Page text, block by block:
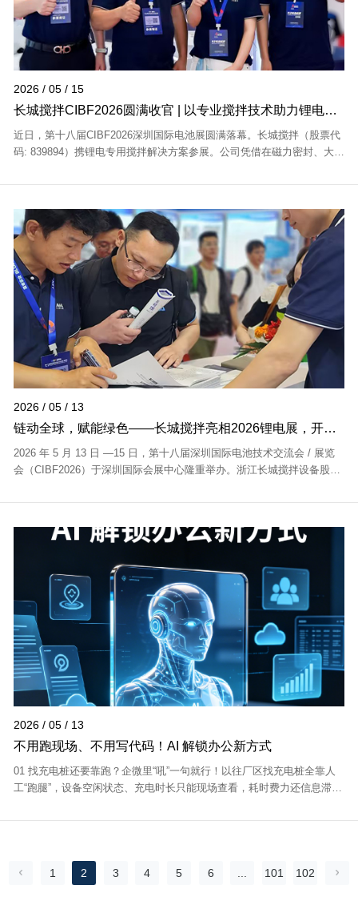
2026 / 05 / 15
长城搅拌CIBF2026圆满收官 | 以专业搅拌技术助力锂电新
材料生产
近日，第十八届CIBF2026深圳国际电池展圆满落幕。长城搅拌（股票代
码: 839894）携锂电专用搅拌解决方案参展。公司凭借在磁力密封、大扭
流氛围热烈。...
2026 / 05 / 13
链动全球，赋能绿色——长城搅拌亮相2026锂电展，开启
新能源搅拌新引擎
2026 年 5 月 13 日 —15 日，第十八届深圳国际电池技术交流会 / 展览
会（CIBF2026）于深圳国际会展中心隆重举办。浙江长城搅拌设备股份
体解决方案...
2026 / 05 / 13
不用跑现场、不用写代码！AI 解锁办公新方式
01 找充电桩还要靠跑？企微里“吼”一句就行！以往厂区找充电桩全靠人
工“跑腿”，设备空闲状态、充电时长只能现场查看，耗时费力还信息滞
充电桩状态，...
1 2 3 4 5 6 101 102